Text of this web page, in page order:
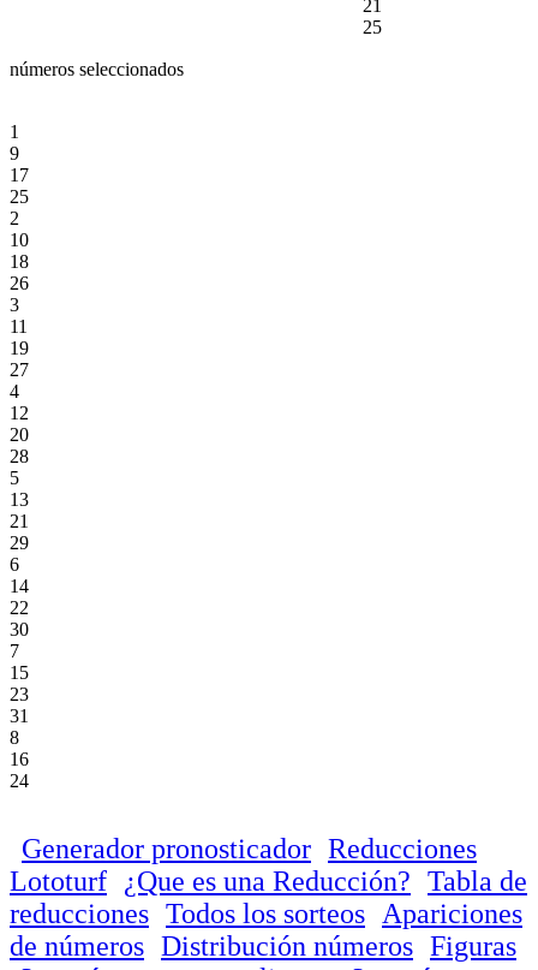
21
25
números seleccionados
1
9
17
25
2
10
18
26
3
11
19
27
4
12
20
28
5
13
21
29
6
14
22
30
7
15
23
31
8
16
24
Generador pronosticador Reducciones
Lototurf
¿Que es una Reducción? Tabla de
reducciones Todos los sorteos
Apariciones
de números Distribución números Figuras